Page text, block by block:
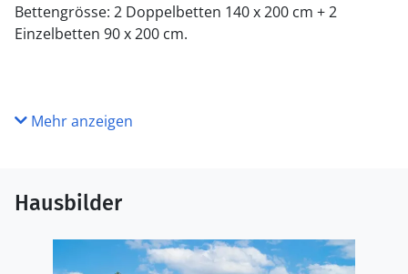
Bettengrösse: 2 Doppelbetten 140 x 200 cm + 2
Einzelbetten 90 x 200 cm.
Mehr anzeigen
Hausbilder